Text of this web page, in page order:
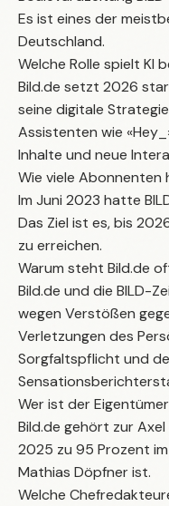
Es ist eines der
Deutschland.
Welche Rolle spielt KI
Bild.de setzt 2026
seine digitale
Assistenten wie
Inhalte und neue
Wie viele Abonnenten
Im Juni 2023 hatte
Das Ziel ist es, bis
zu erreichen.
Warum steht Bild.de
Bild.de und die BILD-
wegen Verstößen
Verletzungen des
Sorgfaltspflicht und
Wer ist der
Bild.de gehört zur
2025 zu 95 Prozent
Mathias Döpfner ist.
Welche